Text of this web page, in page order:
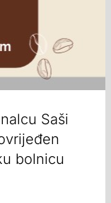
Saši
bolnicu